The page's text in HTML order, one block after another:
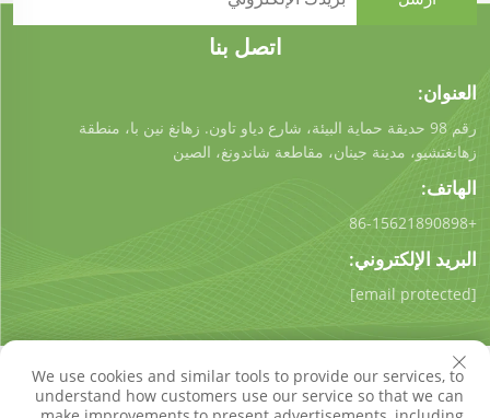
اتصل بنا
العنوان:
رقم 98 حديقة حماية البيئة، شارع دياو تاون. زهانغ نين با، منطقة
زهانغتشيو، مدينة جينان، مقاطعة شاندونغ، الصين
الهاتف:
+86-15621890898
البريد الإلكتروني:
[email protected]
We use cookies and similar tools to provide our services, to
understand how customers use our service so that we can